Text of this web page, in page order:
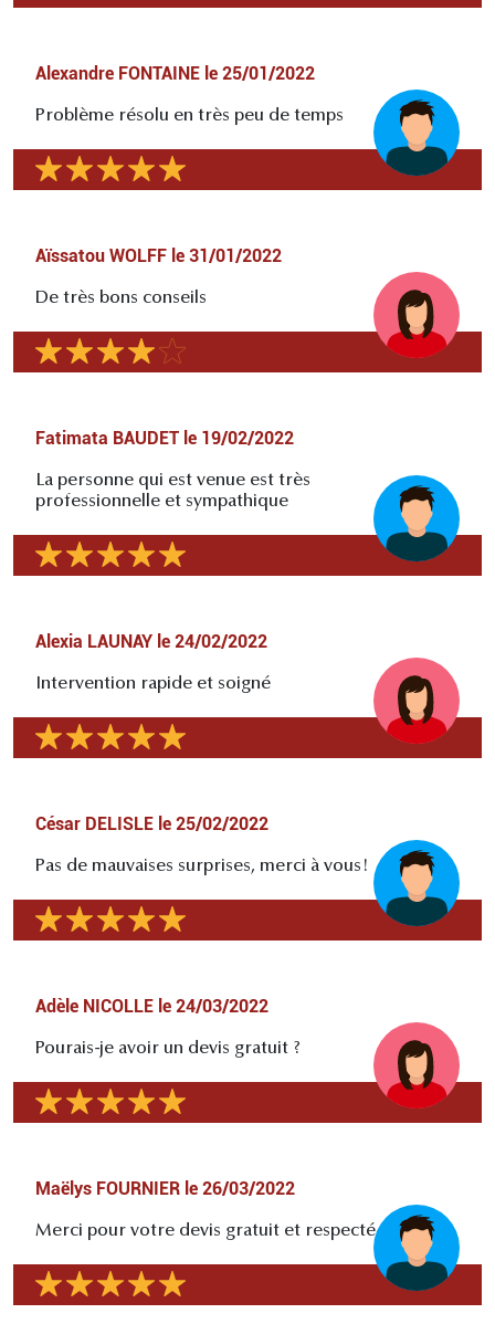
Alexandre FONTAINE le 25/01/2022
Problème résolu en très peu de temps
Aïssatou WOLFF le 31/01/2022
De très bons conseils
Fatimata BAUDET le 19/02/2022
La personne qui est venue est très
professionnelle et sympathique
Alexia LAUNAY le 24/02/2022
Intervention rapide et soigné
César DELISLE le 25/02/2022
Pas de mauvaises surprises, merci à vous!
Adèle NICOLLE le 24/03/2022
Pourais-je avoir un devis gratuit ?
Maëlys FOURNIER le 26/03/2022
Merci pour votre devis gratuit et respecté